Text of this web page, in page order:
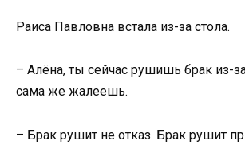
Раиса Павловна встала из-за стола.
– Алёна, ты сейчас рушишь брак из-
сама же жалеешь.
– Брак рушит не отказ. Брак рушит